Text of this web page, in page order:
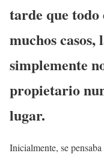
tarde que todo
muchos
simplemente
propietario
lugar.
Inicialmente, se